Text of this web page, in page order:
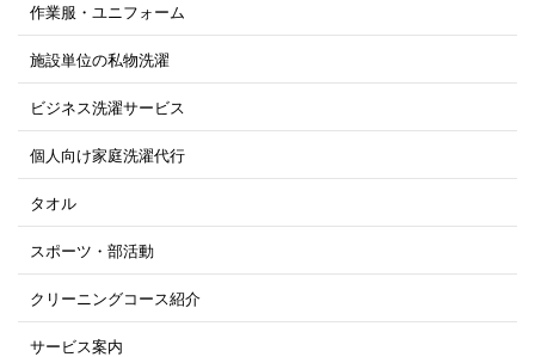
作業服・ユニフォーム
施設単位の私物洗濯
ビジネス洗濯サービス
個人向け家庭洗濯代行
タオル
スポーツ・部活動
クリーニングコース紹介
サービス案内